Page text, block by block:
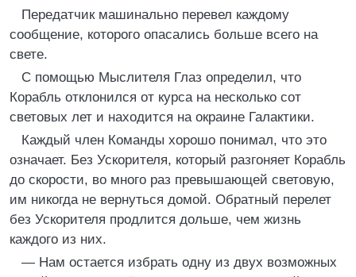
Передатчик машинально перевел каждому
сообщение, которого опасались больше всего на
свете.
С помощью Мыслителя Глаз определил, что
Корабль отклонился от курса на несколько сот
световых лет и находится на окраине Галактики.
Каждый член Команды хорошо понимал, что это
означает. Без Ускорителя, который разгоняет Корабль
до скорости, во много раз превышающей световую,
им никогда не вернуться домой. Обратный перелет
без Ускорителя продлится дольше, чем жизнь
каждого из них.
— Нам остается избрать одну из двух возможных